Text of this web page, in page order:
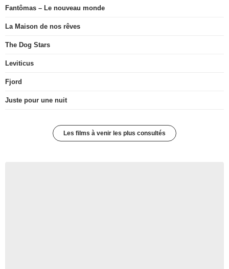
Fantômas – Le nouveau monde
La Maison de nos rêves
The Dog Stars
Leviticus
Fjord
Juste pour une nuit
Les films à venir les plus consultés